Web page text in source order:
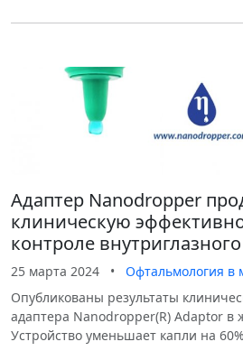
Адаптер Nanodropper
клиническую
контроле
25 марта 2024 •
Офтальмология в
Опубликованы результаты
адаптера Nanodropper(R) Adaptor в
Устройство уменьшает капли на